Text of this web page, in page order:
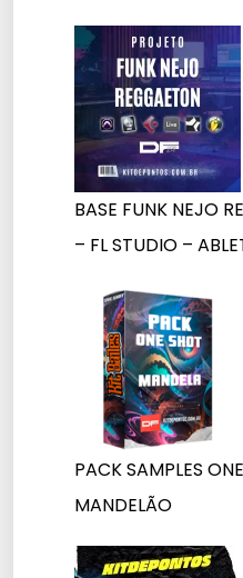
BASE FUNK NEJO
– FL STUDIO –
PACK SAMPLES
MANDELÃO